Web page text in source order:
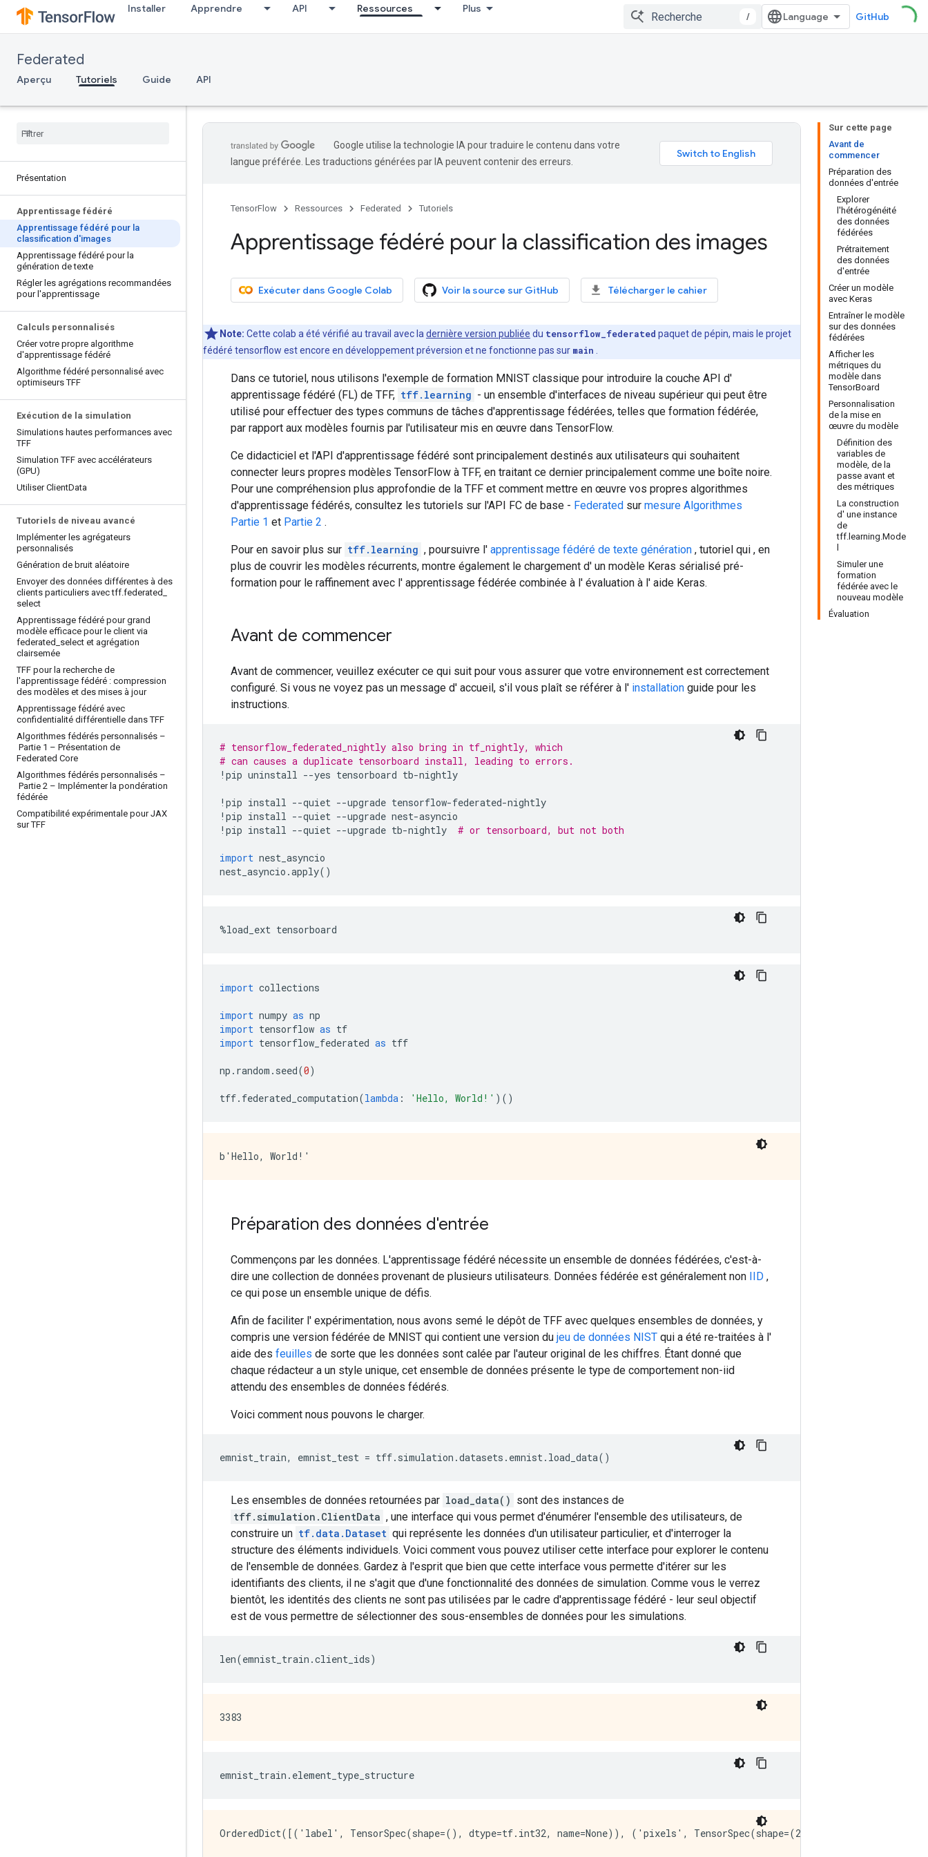
Installer Apprendre API Ressources Plus
/ GitHub
Federated
Aperçu Tutoriels Guide API
Présentation
Apprentissage fédéré
Apprentissage fédéré pour la
classification d'images
Apprentissage fédéré pour la
génération de texte
Régler les agrégations recommandées
pour l'apprentissage
Calculs personnalisés
Créer votre propre algorithme
d'apprentissage fédéré
Algorithme fédéré personnalisé avec
optimiseurs TFF
Exécution de la simulation
Simulations hautes performances avec
TFF
Simulation TFF avec accélérateurs
(GPU)
Utiliser ClientData
Tutoriels de niveau avancé
Implémenter les agrégateurs
personnalisés
Génération de bruit aléatoire
Envoyer des données différentes à des
clients particuliers avec tff.federated
select
Apprentissage fédéré pour grand
modèle efficace pour le client via
federated select et agrégation
clairsemée
TFF pour la recherche de
l'apprentissage fédéré : compression
des modèles et des mises à jour
Apprentissage fédéré avec
confidentialité différentielle dans TFF
Algorithmes fédérés personnalisés –
Partie 1 – Présentation de
Federated Core
Algorithmes fédérés personnalisés –
Partie 2 – Implémenter la pondération
fédérée
Compatibilité expérimentale pour JAX
sur TFF
Sur cette page
Avant de
commencer
Préparation des
données d'entrée
Explorer
l'hétérogénéité
des données
fédérées
Prétraitement
des données
d'entrée
Créer un modèle
avec Keras
Entraîner le modèle
sur des données
fédérées
Afficher les
métriques du
modèle dans
TensorBoard
Personnalisation
de la mise en
œuvre du modèle
Définition des
variables de
modèle, de la
passe avant et
des métriques
La construction
d' une instance
de
tff.learning.Mode
Simuler une
formation
fédérée avec le
nouveau modèle
Évaluation
Google utilise la technologie IA pour traduire le contenu dans votre
langue préférée. Les traductions générées par IA peuvent contenir des erreurs.
TensorFlow Ressources Federated Tutoriels
Apprentissage fédéré pour la classification des images
Exécuter dans Google Colab Voir la source sur GitHub Télécharger le cahier
Note: Cette colab a été vérifié au travail avec la dernière version publiée du tensorflow_federated paquet de pépin, mais le projet
fédéré tensorflow est encore en développement préversion et ne fonctionne pas sur main
Dans ce tutoriel, nous utilisons l'exemple de formation MNIST classique pour introduire la couche API d'
apprentissage fédéré (FL) de TFF, tff.learning - un ensemble d'interfaces de niveau supérieur qui peut être
utilisé pour effectuer des types communs de tâches d'apprentissage fédérées, telles que formation fédérée,
par rapport aux modèles fournis par l'utilisateur mis en œuvre dans TensorFlow.
Ce didacticiel et l'API d'apprentissage fédéré sont principalement destinés aux utilisateurs qui souhaitent
connecter leurs propres modèles TensorFlow à TFF, en traitant ce dernier principalement comme une boîte noire.
Pour une compréhension plus approfondie de la TFF et comment mettre en œuvre vos propres algorithmes
d'apprentissage fédérés, consultez les tutoriels sur l'API FC de base - Federated sur mesure Algorithmes
Partie 1 et Partie 2 .
Pour en savoir plus sur tff.learning , poursuivre l' apprentissage fédéré de texte génération , tutoriel qui , en
plus de couvrir les modèles récurrents, montre également le chargement d' un modèle Keras sérialisé pré-
formation pour le raffinement avec l' apprentissage fédérée combinée à l' évaluation à l' aide Keras.
Avant de commencer
Avant de commencer, veuillez exécuter ce qui suit pour vous assurer que votre environnement est correctement
configuré. Si vous ne voyez pas un message d' accueil, s'il vous plaît se référer à l' installation guide pour les
instructions.
# tensorflow_federated_nightly also bring in tf_nightly, which
# can causes a duplicate tensorboard install, leading to errors.
! pip uninstall --yes tensorboard tb-nightly
! pip install --quiet --upgrade tensorflow-federated-nightly
! pip install --quiet --upgrade nest-asyncio
! pip install --quiet --upgrade tb-nightly # or tensorboard, but not both
import nest_asyncio
nest_asyncio .apply()
%load_ext tensorboard
import collections
import numpy as np
import tensorflow as tf
import tensorflow_federated as tff
np . random . seed(0)
tff. federated_computation(lambda : 'Hello, World!' )()
Préparation des données d'entrée
Commençons par les données. L'apprentissage fédéré nécessite un ensemble de données fédérées, c'est-à-
dire une collection de données provenant de plusieurs utilisateurs. Données fédérée est généralement non IID ,
ce qui pose un ensemble unique de défis.
Afin de faciliter l' expérimentation, nous avons semé le dépôt de TFF avec quelques ensembles de données, y
compris une version fédérée de MNIST qui contient une version du jeu de données NIST qui a été re-traitées à l'
aide des feuilles de sorte que les données sont calée par l'auteur original de les chiffres. Étant donné que
chaque rédacteur a un style unique, cet ensemble de données présente le type de comportement non-iid
attendu des ensembles de données fédérés.
Voici comment nous pouvons le charger.
emnist_train, emnist_test = tff. simulation .datasets . emnist. load_data()
Les ensembles de données retournées par load_data() sont des instances de
tff.simulation.ClientData , une interface qui vous permet d'énumérer l'ensemble des utilisateurs, de
construire un tf.data.Dataset qui représente les données d'un utilisateur particulier, et d'interroger la
structure des éléments individuels. Voici comment vous pouvez utiliser cette interface pour explorer le contenu
de l'ensemble de données. Gardez à l'esprit que bien que cette interface vous permette d'itérer sur les
identifiants des clients, il ne s'agit que d'une fonctionnalité des données de simulation. Comme vous le verrez
bientôt, les identités des clients ne sont pas utilisées par le cadre d'apprentissage fédéré - leur seul objectif
est de vous permettre de sélectionner des sous-ensembles de données pour les simulations.
len(emnist_train .client_ids)
emnist_train . element_type_structure